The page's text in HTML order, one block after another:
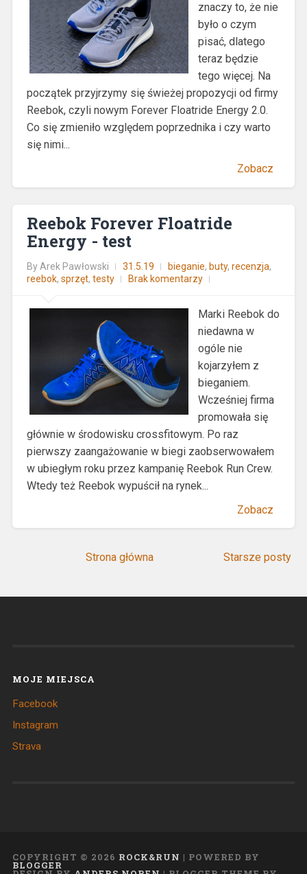
znaczy to, że nie
było o czym
pisać, dlatego
teraz będzie
tego więcej. Na
początek przyjrzymy się świeżej propozycji od firmy
Reebok, czyli nowym Forever Floatride Energy 2.0.
Co się zmieniło względem poprzednika i czy warto
się nimi...
Zobacz
Reebok Forever Floatride
Energy - test
By Arek Pawłowski 31.5.19 bieganie, buty, recenzja,
reebok, sprzęt, testy Brak komentarzy
Marki Reebok do
niedawna w
ogóle nie
kojarzyłem z
bieganiem.
Wcześniej firma
promowała się
głównie w środowisku crossfitowym. Po raz
pierwszy zaangażowanie w biegi zaobserwowałem
w ubiegłym roku przez kampanię Reebok Run Crew.
Wtedy też Reebok wypuścił na rynek...
Zobacz
Starsze posty
Strona główna
MOJE MIEJSCA
Facebook
Instagram
Strava
COPYRIGHT © 2026 ROCK&RUN | POWERED BY
BLOGGER